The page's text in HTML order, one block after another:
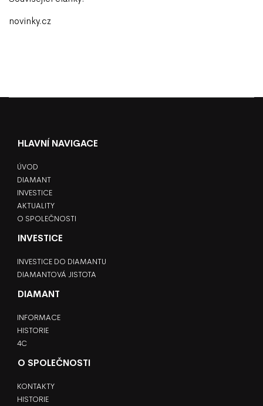
novinky.cz
HLAVNÍ NAVIGACE
ÚVOD
DIAMANT
INVESTICE
AKTUALITY
O SPOLEČNOSTI
INVESTICE
INVESTICE DO DIAMANTU
DIAMANTOVÁ JISTOTA
DIAMANT
INFORMACE
HISTORIE
4C
O SPOLEČNOSTI
KONTAKTY
HISTORIE